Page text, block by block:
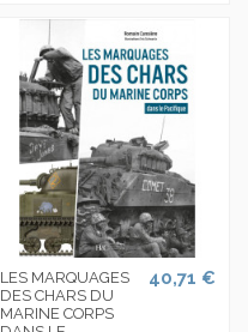
LES MARQUAGES
DES CHARS DU
MARINE CORPS
40,71 €